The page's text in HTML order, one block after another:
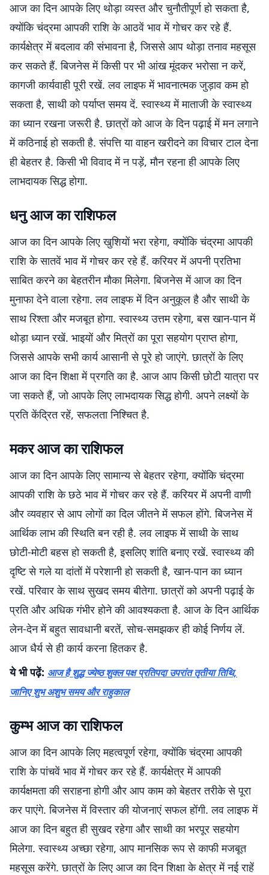
आज का दिन आपके लिए थोड़ा व्यस्त और चुनौतीपूर्ण हो सकता है,
क्योंकि चंद्रमा आपकी राशि के आठवें भाव में गोचर कर रहे हैं.
कार्यक्षेत्र में बदलाव की संभावना है, जिससे आप थोड़ा तनाव महसूस
कर सकते हैं. बिजनेस में किसी पर भी आंख मूंदकर भरोसा न करें,
कागजी कार्यवाही पूरी रखें. लव लाइफ में भावनात्मक जुड़ाव कम हो
सकता है, साथी को पर्याप्त समय दें. स्वास्थ्य में माताजी के स्वास्थ्य
का ध्यान रखना जरूरी है. छात्रों को आज के दिन पढ़ाई में मन लगाने
में कठिनाई हो सकती है. संपत्ति या वाहन खरीदने का विचार टाल देना
ही बेहतर है. किसी भी विवाद में न पड़ें, मौन रहना ही आपके लिए
लाभदायक सिद्ध होगा.
धनु आज का राशिफल
आज का दिन आपके लिए खुशियों भरा रहेगा, क्योंकि चंद्रमा आपकी
राशि के सातवें भाव में गोचर कर रहे हैं. करियर में अपनी प्रतिभा
साबित करने का बेहतरीन मौका मिलेगा. बिजनेस में आज का दिन
मुनाफा देने वाला रहेगा. लव लाइफ में दिन अनुकूल है और साथी के
साथ रिश्ता और मजबूत होगा. स्वास्थ्य उत्तम रहेगा, बस खान-पान में
थोड़ा ध्यान रखें. भाइयों और मित्रों का पूरा सहयोग प्राप्त होगा,
जिससे आपके सभी कार्य आसानी से पूरे हो जाएंगे. छात्रों के लिए
आज का दिन शिक्षा में प्रगति का है. आज आप किसी छोटी यात्रा पर
जा सकते हैं, जो आपके लिए लाभदायक सिद्ध होगी. अपने लक्ष्यों के
प्रति केंद्रित रहें, सफलता निश्चित है.
मकर आज का राशिफल
आज का दिन आपके लिए सामान्य से बेहतर रहेगा, क्योंकि चंद्रमा
आपकी राशि के छठे भाव में गोचर कर रहे हैं. करियर में अपनी वाणी
और व्यवहार से आप लोगों का दिल जीतने में सफल होंगे. बिजनेस में
आर्थिक लाभ की स्थिति बन रही है. लव लाइफ में साथी के साथ
छोटी-मोटी बहस हो सकती है, इसलिए शांति बनाए रखें. स्वास्थ्य की
दृष्टि से गले या दांतों में परेशानी हो सकती है, खान-पान का ध्यान
रखें. परिवार के साथ सुखद समय बीतेगा. छात्रों को अपनी पढ़ाई के
प्रति और अधिक गंभीर होने की आवश्यकता है. आज के दिन आर्थिक
लेन-देन में बहुत सावधानी बरतें, सोच-समझकर ही कोई निर्णय लें.
आज धैर्य से ही कार्य करना हितकर है.
ये भी पढ़ें: आज है शुद्ध ज्येष्ठ शुक्ल पक्ष प्रतिपदा उपरांत तृतीया तिथि,
जानिए शुभ अशुभ समय और राहुकाल
कुम्भ आज का राशिफल
आज का दिन आपके लिए महत्वपूर्ण रहेगा, क्योंकि चंद्रमा आपकी
राशि के पांचवें भाव में गोचर कर रहे हैं. कार्यक्षेत्र में आपकी
कार्यक्षमता की सराहना होगी और आप काम को बेहतर तरीके से पूरा
कर पाएंगे. बिजनेस में विस्तार की योजनाएं सफल होंगी. लव लाइफ में
आज का दिन बहुत ही सुखद रहेगा और साथी का भरपूर सहयोग
मिलेगा. स्वास्थ्य अच्छा रहेगा, आप मानसिक रूप से काफी मजबूत
महसूस करेंगे. छात्रों के लिए आज का दिन शिक्षा के क्षेत्र में नई राहें